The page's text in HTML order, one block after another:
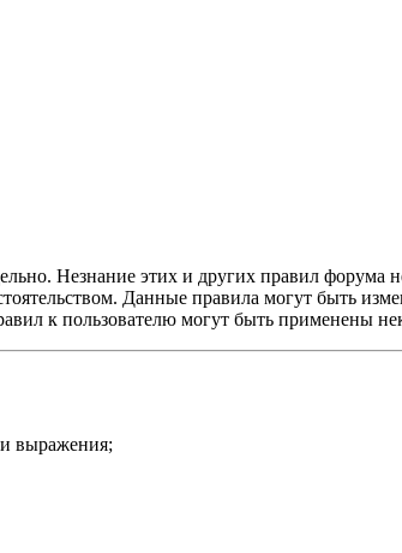
Незнание этих и других правил форума
Данные правила могут быть
к пользователю могут быть применены
выражения;